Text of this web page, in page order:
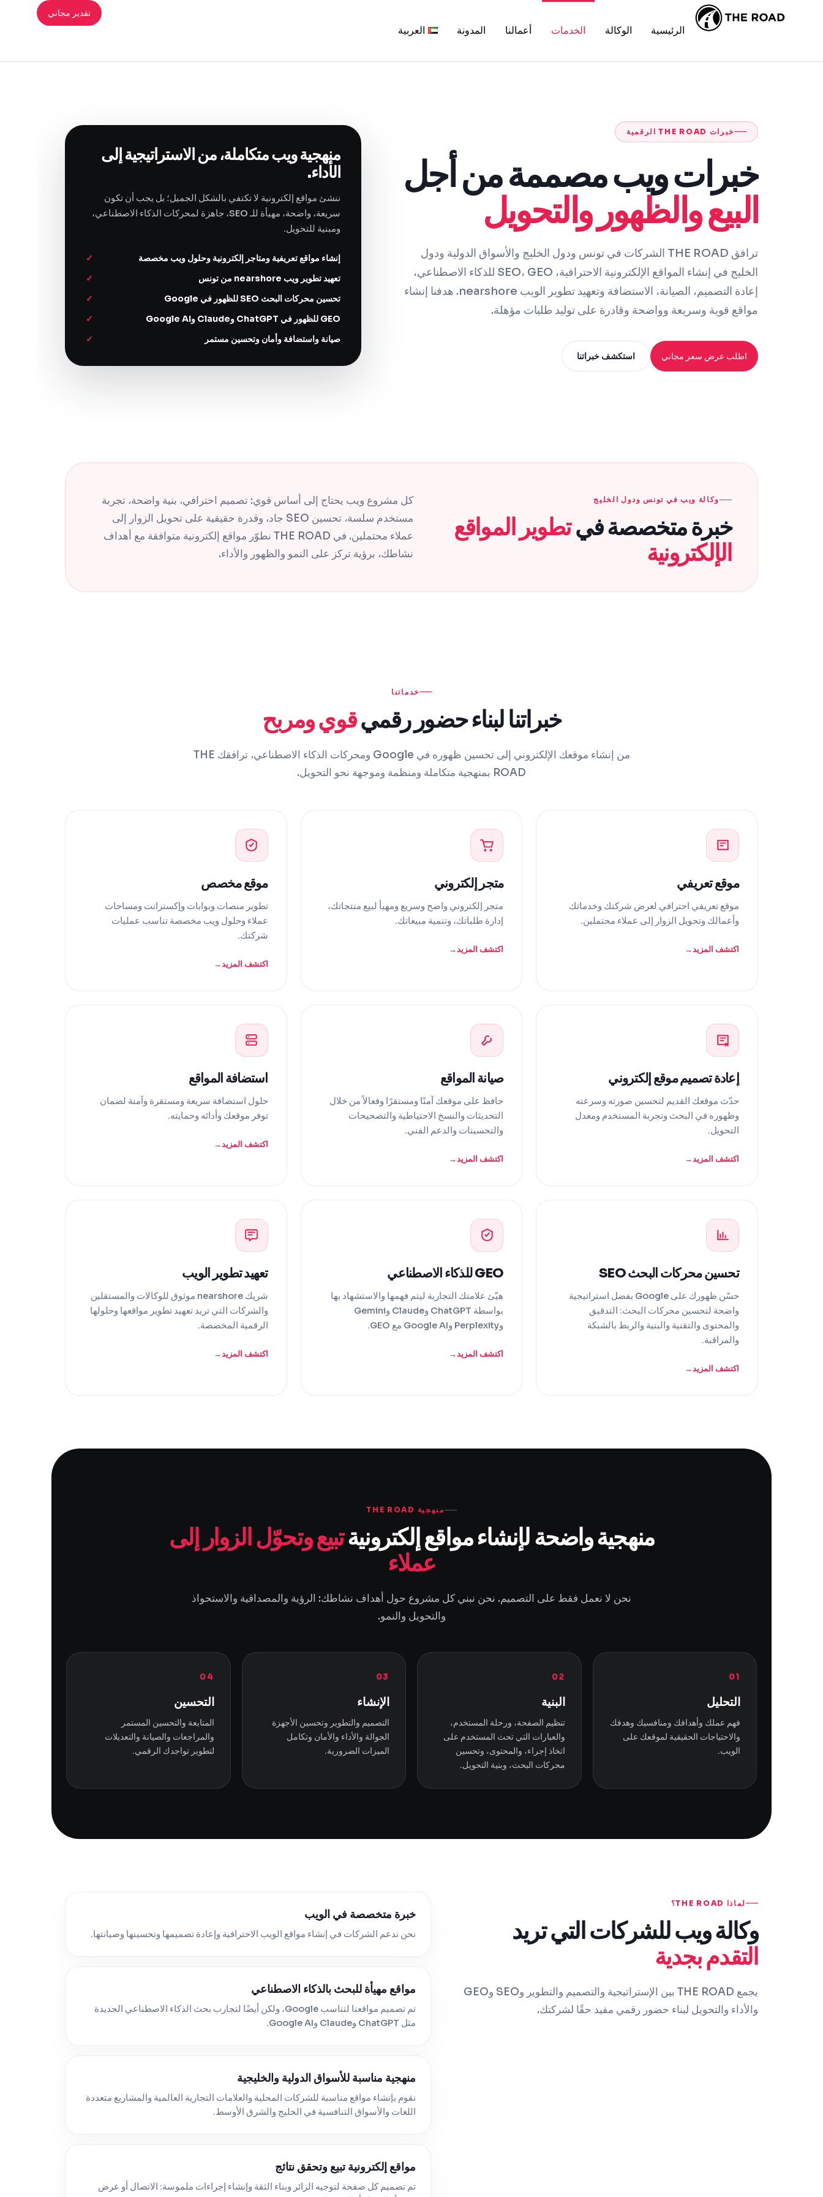
الرئيسية الوكالة الخدمات أعمالنا المدونة العربية
تقدير مجاني
خبرات THE ROAD الرقمية
خبرات ويب مصممة من أجل
البيع والظهور والتحويل
ترافق THE ROAD الشركات في تونس ودول الخليج والأسواق الدولية ودول
الخليج في إنشاء المواقع الإلكترونية الاحترافية، SEO، GEO للذكاء الاصطناعي،
إعادة التصميم، الصيانة، الاستضافة وتعهيد تطوير الويب nearshore. هدفنا إنشاء
مواقع قوية وسريعة وواضحة وقادرة على توليد طلبات مؤهلة.
اطلب عرض سعر مجاني استكشف خبراتنا
منهجية ويب متكاملة، من الاستراتيجية إلى
الأداء.
ننشئ مواقع إلكترونية لا تكتفي بالشكل الجميل؛ بل يجب أن تكون
سريعة، واضحة، مهيأة للـ SEO، جاهزة لمحركات الذكاء الاصطناعي،
ومبنية للتحويل.
إنشاء مواقع تعريفية ومتاجر إلكترونية وحلول ويب مخصصة
تعهيد تطوير ويب nearshore من تونس
تحسين محركات البحث SEO للظهور في Google
GEO للظهور في ChatGPT وClaude وGoogle AI
صيانة واستضافة وأمان وتحسين مستمر
وكالة ويب في تونس ودول الخليج
خبرة متخصصة فيتطوير المواقع
الإلكترونية
كل مشروع ويب يحتاج إلى أساس قوي: تصميم احترافي، بنية واضحة، تجربة
مستخدم سلسة، تحسين SEO جاد، وقدرة حقيقية على تحويل الزوار إلى
عملاء محتملين. في THE ROAD نطوّر مواقع إلكترونية متوافقة مع أهداف
نشاطك، برؤية تركز على النمو والظهور والأداء.
خدماتنا
خبراتنا لبناء حضور رقميقوي ومربح
من إنشاء موقعك الإلكتروني إلى تحسين ظهوره في Google ومحركات الذكاء الاصطناعي، ترافقك THE
ROAD بمنهجية متكاملة ومنظمة وموجهة نحو التحويل.
موقع تعريفي
موقع تعريفي احترافي لعرض شركتك وخدماتك
وأعمالك وتحويل الزوار إلى عملاء محتملين.
اكتشف المزيد
متجر إلكتروني
متجر إلكتروني واضح وسريع ومهيأ لبيع منتجاتك،
إدارة طلباتك، وتنمية مبيعاتك.
اكتشف المزيد
موقع مخصص
تطوير منصات وبوابات وإكسترانت ومساحات
عملاء وحلول ويب مخصصة تناسب عمليات
شركتك.
اكتشف المزيد
إعادة تصميم موقع إلكتروني
حدّث موقعك القديم لتحسين صورته وسرعته
وظهوره في البحث وتجربة المستخدم ومعدل
التحويل.
اكتشف المزيد
صيانة المواقع
حافظ على موقعك آمنًا ومستقرًا وفعالاً من خلال
التحديثات والنسخ الاحتياطية والتصحيحات
والتحسينات والدعم الفني.
اكتشف المزيد
استضافة المواقع
حلول استضافة سريعة ومستقرة وآمنة لضمان
توفر موقعك وأدائه وحمايته.
اكتشف المزيد
تحسين محركات البحث SEO
حسّن ظهورك على Google بفضل استراتيجية
واضحة لتحسين محركات البحث: التدقيق
والمحتوى والتقنية والبنية والربط بالشبكة
والمراقبة.
اكتشف المزيد
GEO للذكاء الاصطناعي
هيّئ علامتك التجارية ليتم فهمها والاستشهاد بها
بواسطة ChatGPT وClaude وGemini
وPerplexity وGoogle AI مع GEO.
اكتشف المزيد
تعهيد تطوير الويب
شريك nearshore موثوق للوكالات والمستقلين
والشركات التي تريد تعهيد تطوير مواقعها وحلولها
الرقمية المخصصة.
اكتشف المزيد
منهجية THE ROAD
منهجية واضحة لإنشاء مواقع إلكترونيةتبيع وتحوّل الزوار إلى
عملاء
نحن لا نعمل فقط على التصميم. نحن نبني كل مشروع حول أهداف نشاطك: الرؤية والمصداقية والاستحواذ
والتحويل والنمو.
01
التحليل
فهم عملك وأهدافك ومنافسيك وهدفك
والاحتياجات الحقيقية لموقعك على
الويب.
02
البنية
تنظيم الصفحة، ورحلة المستخدم،
والعبارات التي تحث المستخدم على
اتخاذ إجراء، والمحتوى، وتحسين
محركات البحث، وبنية التحويل.
03
الإنشاء
التصميم والتطوير وتحسين الأجهزة
الجوالة والأداء والأمان وتكامل
الميزات الضرورية.
04
التحسين
المتابعة والتحسين المستمر
والمراجعات والصيانة والتعديلات
لتطوير تواجدك الرقمي.
لماذا THE ROAD؟
وكالة ويب للشركات التي تريد
التقدم بجدية
يجمع THE ROAD بين الإستراتيجية والتصميم والتطوير وSEO وGEO
والأداء والتحويل لبناء حضور رقمي مفيد حقًا لشركتك.
خبرة متخصصة في الويب
نحن ندعم الشركات في إنشاء مواقع الويب الاحترافية وإعادة تصميمها وتحسينها وصيانتها.
مواقع مهيأة للبحث بالذكاء الاصطناعي
تم تصميم مواقعنا لتناسب Google، ولكن أيضًا لتجارب بحث الذكاء الاصطناعي الجديدة
مثل ChatGPT وClaude وGoogle AI.
منهجية مناسبة للأسواق الدولية والخليجية
نقوم بإنشاء مواقع مناسبة للشركات المحلية والعلامات التجارية العالمية والمشاريع متعددة
اللغات والأسواق التنافسية في الخليج والشرق الأوسط.
مواقع إلكترونية تبيع وتحقق نتائج
تم تصميم كل صفحة لتوجيه الزائر وبناء الثقة وإنشاء إجراءات ملموسة: الاتصال أو عرض